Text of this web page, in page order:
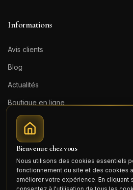
Informations
Avis clients
Blog
Actualités
Boutique en ligne
Contact
Mentions légales
Connexion
Bienvenue chez vous
Nous utilisons des cookies essentiels
fonctionnement du site et des cookies
améliorer votre expérience. En cliquant